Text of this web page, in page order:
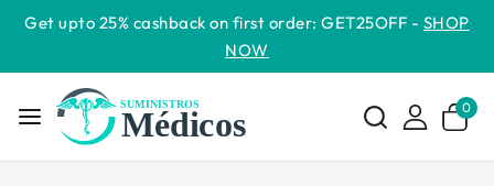
Get upto 25% cashback on first order: GET25OFF - SHOP
NOW
0